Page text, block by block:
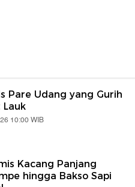
Pare Udang yang Gurih
Lauk
10:00 WIB
Kacang Panjang
hingga Bakso Sapi